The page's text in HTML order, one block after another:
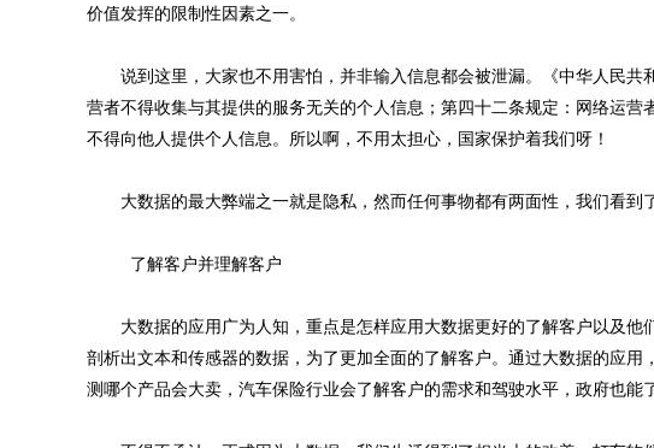
价值发挥的限制性因素之一。
说到这里，大家也不用害怕，并非输入信息都会被泄漏。《中华人民共
营者不得收集与其提供的服务无关的个人信息；第四十二条规定：网络运营
不得向他人提供个人信息。所以啊，不用太担心，国家保护着我们呀！
大数据的最大弊端之一就是隐私，然而任何事物都有两面性，我们看到
了解客户并理解客户
大数据的应用广为人知，重点是怎样应用大数据更好的了解客户以及他
剖析出文本和传感器的数据，为了更加全面的了解客户。通过大数据的应
测哪个产品会大卖，汽车保险行业会了解客户的需求和驾驶水平，政府也能